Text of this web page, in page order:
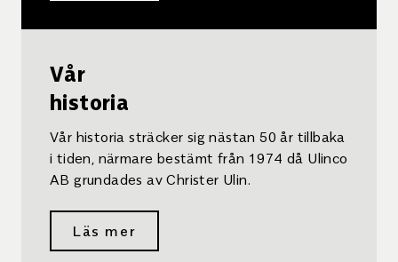
Vår
historia
Vår historia sträcker sig nästan 50 år tillbaka
i tiden, närmare bestämt från 1974 då Ulinco
AB grundades av Christer Ulin.
Läs mer